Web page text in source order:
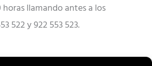
horas llamando antes a los
522 y 922 553 523.